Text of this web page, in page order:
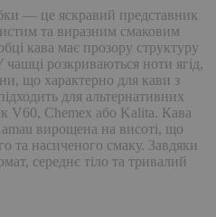
— це яскравий представник
та виразним смаковим
кава має прозору структуру
чашці розкриваються ноти ягід,
що характерно для кави з
для альтернативних
V60, Chemex або Kalita. Кава
вирощена на висоті, що
та насиченого смаку. Завдяки
середнє тіло та тривалий